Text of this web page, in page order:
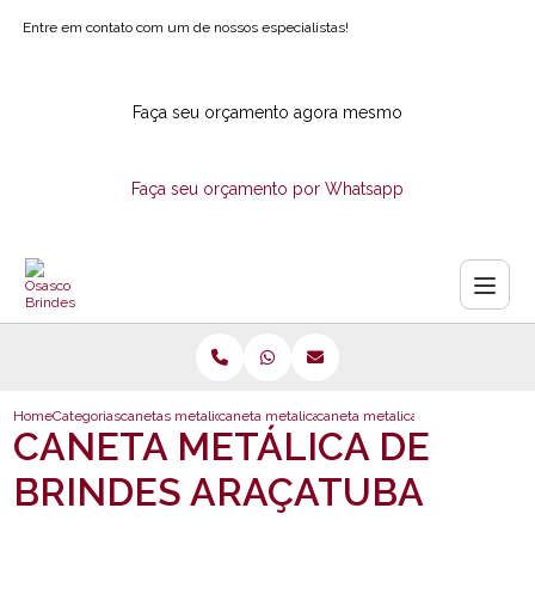
Entre em contato com um de nossos especialistas!
Faça seu orçamento agora mesmo
Faça seu orçamento por Whatsapp
HomeCategoriascanetas metalicascaneta metalica com logotipo para empresa
caneta metalica de brindes
CANETA METÁLICA DE
BRINDES ARAÇATUBA